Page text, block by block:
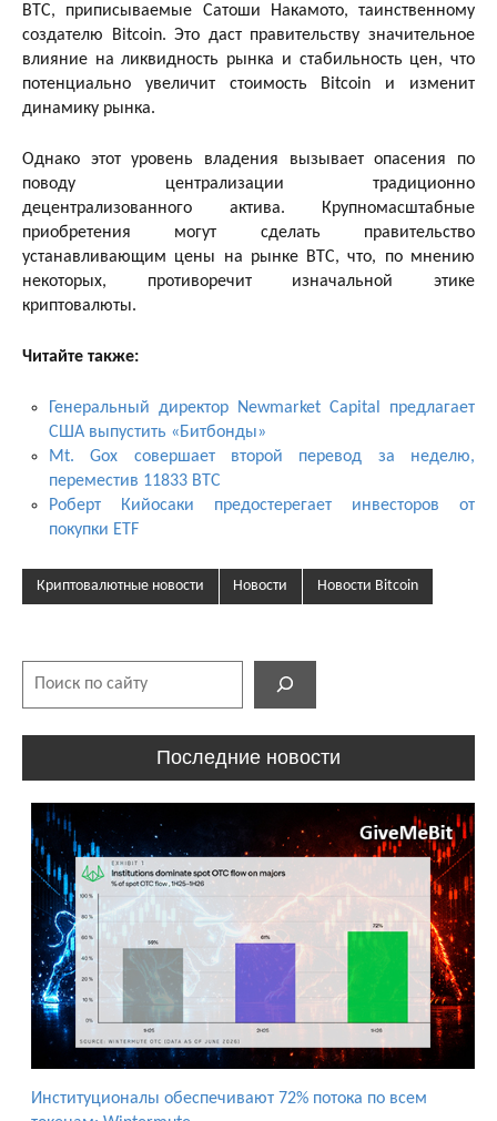
BTC, приписываемые Сатоши Накамото, таинственному
создателю Bitcoin. Это даст правительству значительное
влияние на ликвидность рынка и стабильность цен, что
потенциально увеличит стоимость Bitcoin и изменит
динамику рынка.
Однако этот уровень владения вызывает опасения по
поводу централизации традиционно
децентрализованного актива. Крупномасштабные
приобретения могут сделать правительство
устанавливающим цены на рынке BTC, что, по мнению
некоторых, противоречит изначальной этике
криптовалюты.
Читайте также:
Генеральный директор Newmarket Capital предлагает
США выпустить «Битбонды»
Mt. Gox совершает второй перевод за неделю,
переместив 11833 BTC
Роберт Кийосаки предостерегает инвесторов от
покупки ETF
Криптовалютные новости Новости Новости Bitcoin
Последние новости
Институционалы обеспечивают 72% потока по всем